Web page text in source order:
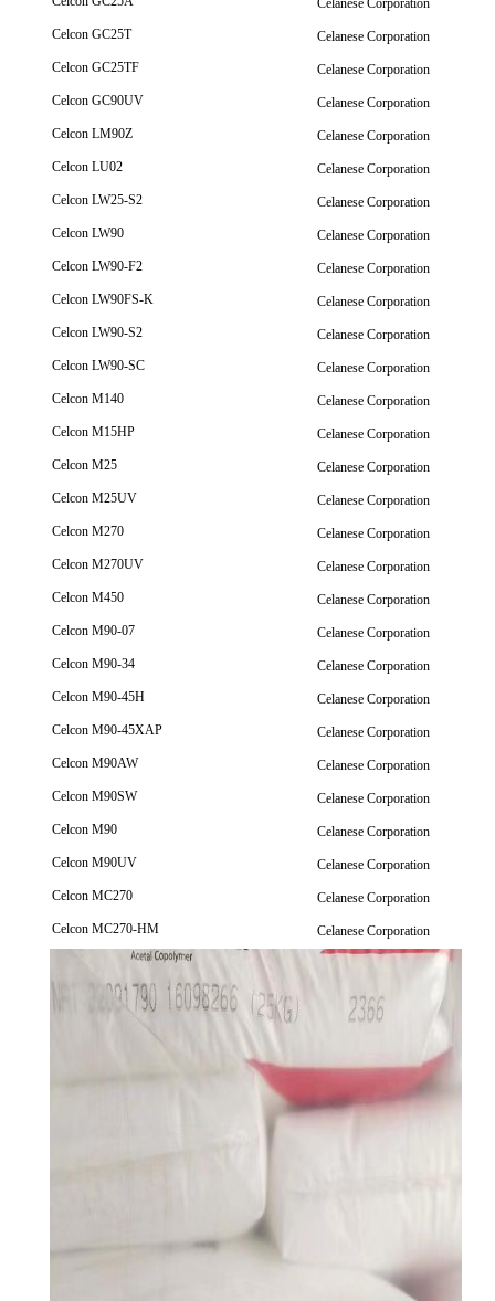
Celanese Corporation
Celcon GC25T
Celanese Corporation
Celcon GC25TF
Celanese Corporation
Celcon GC90UV
Celanese Corporation
Celcon LM90Z
Celanese Corporation
Celcon LU02
Celanese Corporation
Celcon LW25-S2
Celanese Corporation
Celcon LW90
Celanese Corporation
Celcon LW90-F2
Celanese Corporation
Celcon LW90FS-K
Celanese Corporation
Celcon LW90-S2
Celanese Corporation
Celcon LW90-SC
Celanese Corporation
Celcon M140
Celanese Corporation
Celcon M15HP
Celanese Corporation
Celcon M25
Celanese Corporation
Celcon M25UV
Celanese Corporation
Celcon M270
Celanese Corporation
Celcon M270UV
Celanese Corporation
Celcon M450
Celanese Corporation
Celcon M90-07
Celanese Corporation
Celcon M90-34
Celanese Corporation
Celcon M90-45H
Celanese Corporation
Celcon M90-45XAP
Celanese Corporation
Celcon M90AW
Celanese Corporation
Celcon M90SW
Celanese Corporation
Celcon M90
Celanese Corporation
Celcon M90UV
Celanese Corporation
Celcon MC270
Celanese Corporation
Celcon MC270-HM
Celanese Corporation